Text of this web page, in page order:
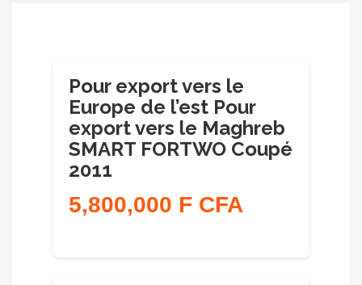
Pour export vers le
Europe de l’est Pour
export vers le Maghreb
SMART FORTWO Coupé
2011
5,800,000 F CFA